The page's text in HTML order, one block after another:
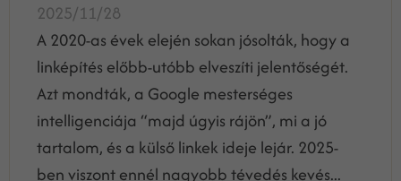
2025/11/28
A 2020-as évek elején sokan jósolták, hogy a
linképítés előbb-utóbb elveszíti jelentőségét.
Azt mondták, a Google mesterséges
intelligenciája “majd úgyis rájön”, mi a jó
tartalom, és a külső linkek ideje lejár. 2025-
ben viszont ennél nagyobb tévedés kevés...